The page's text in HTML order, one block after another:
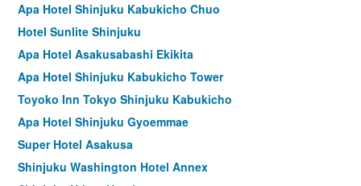
Apa Hotel Shinjuku Kabukicho Chuo
Hotel Sunlite Shinjuku
Apa Hotel Asakusabashi Ekikita
Apa Hotel Shinjuku Kabukicho Tower
Toyoko Inn Tokyo Shinjuku Kabukicho
Apa Hotel Shinjuku Gyoemmae
Super Hotel Asakusa
Shinjuku Washington Hotel Annex